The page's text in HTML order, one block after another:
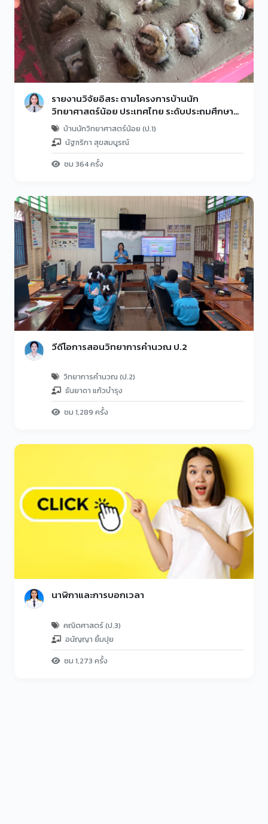
รายงานวิจัยอิสระ ตามโครงการบ้านนัก
วิทยาศาสตร์น้อย ประเทศไทย ระดับประถมศึกษาปี
ที่ 1 ปีการศึกษา 2566 โรงเรียนวัดท่าแคลง(ท่า
แคลงวิทยาคาร) เรื่อง การทำแผ่นทางเท้า ด้วย
เปลือกหอยนางรม
บ้านนักวิทยาศาสตร์น้อย (ป.1)
นัฐฑริกา สุขสมบูรณ์
ชม 364 ครั้ง
วีดีโอการสอนวิทยาการคำนวณ ป.2
วิทยาการคำนวณ (ป.2)
ธันยาดา แก้วบำรุง
ชม 1,289 ครั้ง
นาฬิกาและการบอกเวลา
คณิตศาสตร์ (ป.3)
อนัญญา ยิ้มปุย
ชม 1,273 ครั้ง